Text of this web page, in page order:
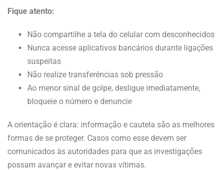
Fique atento:
Não compartilhe a tela do celular com desconhecidos
Nunca acesse aplicativos bancários durante ligações
suspeitas
Não realize transferências sob pressão
Ao menor sinal de golpe, desligue imediatamente,
bloqueie o número e denuncie
A orientação é clara: informação e cautela são as melhores
formas de se proteger. Casos como esse devem ser
comunicados às autoridades para que as investigações
possam avançar e evitar novas vítimas.